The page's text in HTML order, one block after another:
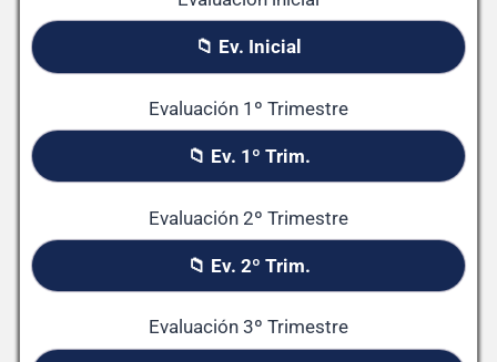
📁 Ev. Inicial
Evaluación 1º Trimestre
📁 Ev. 1º Trim.
Evaluación 2º Trimestre
📁 Ev. 2º Trim.
Evaluación 3º Trimestre